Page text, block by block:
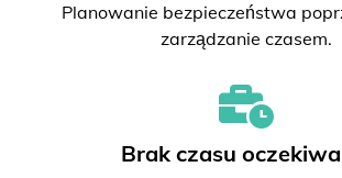
Planowanie bezpieczeństwa
zarządzanie czasem.
Brak czasu